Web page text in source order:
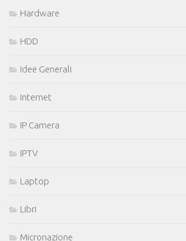
Hardware
HDD
Idee Generali
Internet
IP Camera
IPTV
Laptop
Libri
Micronazione